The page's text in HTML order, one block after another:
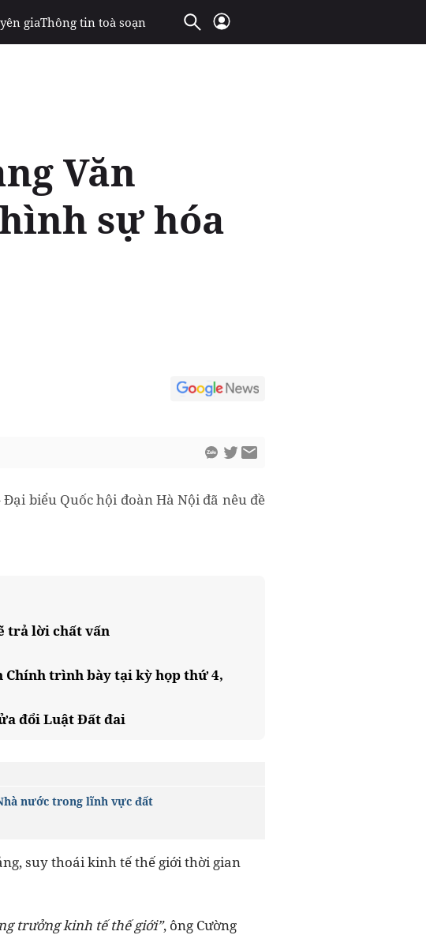
giaThông tin toà soạn
Văn
sự hóa
Đại biểu Quốc hội đoàn Hà Nội đã nêu đề
trả lời chất vấn
Chính trình bày tại kỳ họp thứ 4,
đổi Luật Đất đai
nước trong lĩnh vực đất
suy thoái kinh tế thế giới thời gian
trưởng kinh tế thế giới”, ông Cường